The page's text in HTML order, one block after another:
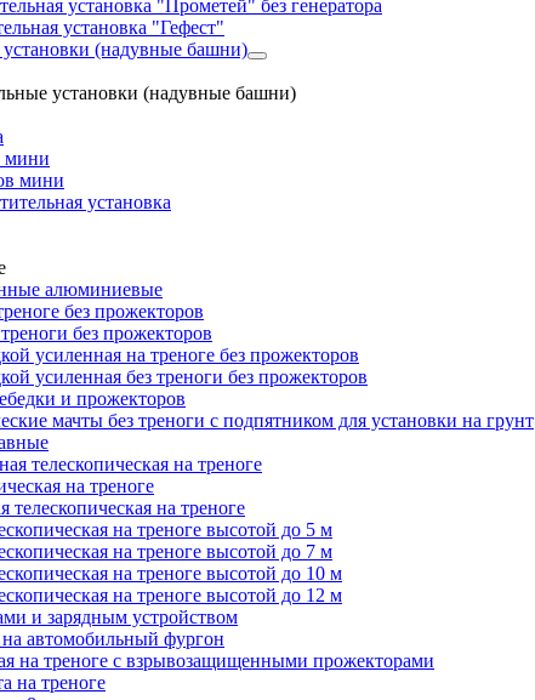
установка "Прометей" без генератора
установка "Гефест"
(надувные башни)
установки (надувные башни)
мини
мини
установка
алюминиевые
без прожекторов
без прожекторов
усиленная на треноге без прожекторов
усиленная без треноги без прожекторов
и прожекторов
мачты без треноги с подпятником для установки на грунт
телескопическая на треноге
на треноге
на треноге
на треноге высотой до 5 м
на треноге высотой до 7 м
на треноге высотой до 10 м
на треноге высотой до 12 м
и зарядным устройством
автомобильный фургон
на треноге с взрывозащищенными прожекторами
на треноге